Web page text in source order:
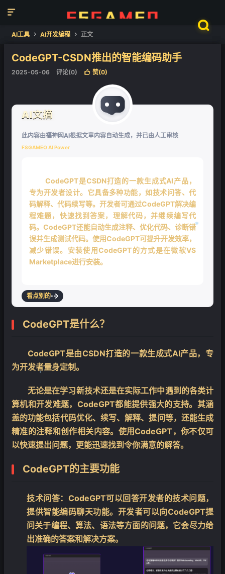


AI工具  AI开发编程  正文
CodeGPT-CSDN推出的智能编码助手
2025-05-06 评论(0)  赞(0)
AI文摘
此内容由福神网AI根据文章内容自动生成，并已由人工审核
FSGAMEO AI Power
CodeGPT是CSDN打造的一款生成式AI产品，
专为开发者设计。它具备多种功能，如技术问答、代
码解释、代码续写等。开发者可通过CodeGPT解决编
程难题，快速找到答案，理解代码，并继续编写代
码。CodeGPT还能自动生成注释、优化代码、诊断错
误并生成测试代码。使用CodeGPT可提升开发效率，
减少错误。安装使用CodeGPT的方式是在微软VS
Marketplace进行安装。
看点别的
CodeGPT是什么？
CodeGPT是由CSDN打造的一款生成式AI产品，专
为开发者量身定制。
无论是在学习新技术还是在实际工作中遇到的各类计
算机和开发难题，CodeGPT都能提供强大的支持。其涵
盖的功能包括代码优化、续写、解释、提问等，还能生成
精准的注释和创作相关内容。使用CodeGPT，你不仅可
以快速提出问题，更能迅速找到令你满意的解答。
CodeGPT的主要功能
技术问答： CodeGPT可以回答开发者的技术问题，
提供智能编码聊天功能。开发者可以向CodeGPT提
问关于编程、算法、语法等方面的问题，它会尽力给
出准确的答案和解决方案。